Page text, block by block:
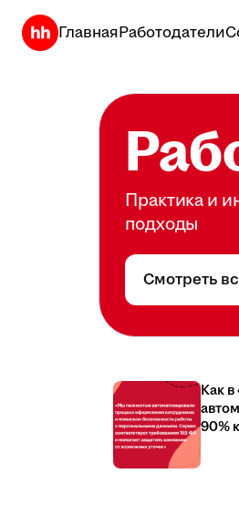
ГлавнаяРаботодатели
Практика и
подходы
Смотреть
Как
90%